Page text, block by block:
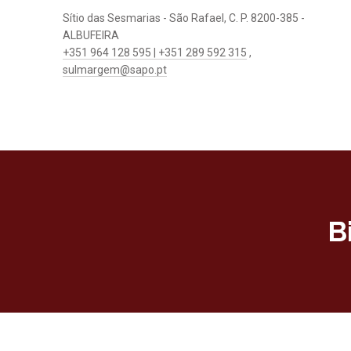
Sítio das Sesmarias - São Rafael, C. P. 8200-385 -
ALBUFEIRA
+351 964 128 595 | +351 289 592 315 ,
sulmargem@sapo.pt